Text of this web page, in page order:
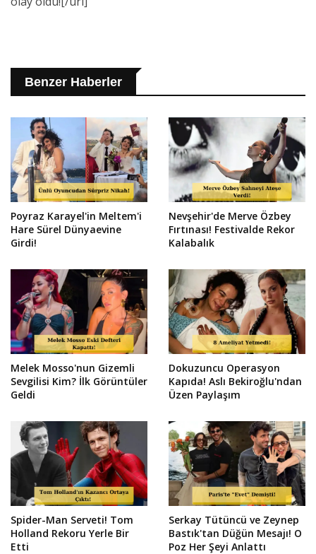
Benzer Haberler
Poyraz Karayel'in Meltem'i
Hare Sürel Dünyaevine
Girdi!
Nevşehir'de Merve Özbey
Fırtınası! Festivalde Rekor
Kalabalık
Melek Mosso'nun Gizemli
Sevgilisi Kim? İlk Görüntüler
Geldi
Dokuzuncu Operasyon
Kapıda! Aslı Bekiroğlu'ndan
Üzen Paylaşım
Spider-Man Serveti! Tom
Holland Rekoru Yerle Bir
Etti
Serkay Tütüncü ve Zeynep
Bastık'tan Düğün Mesajı! O
Poz Her Şeyi Anlattı